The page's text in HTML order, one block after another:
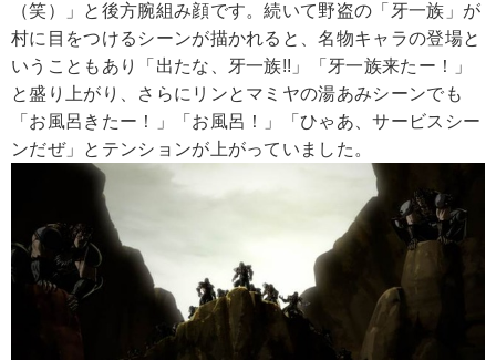
（笑）」と後方腕組み顔です。続いて野盗の「牙一族」が
村に目をつけるシーンが描かれると、名物キャラの登場と
いうこともあり「出たな、牙一族!!」「牙一族来たー！」
と盛り上がり、さらにリンとマミヤの湯あみシーンでも
「お風呂きたー！」「お風呂！」「ひゃあ、サービスシー
ンだぜ」とテンションが上がっていました。